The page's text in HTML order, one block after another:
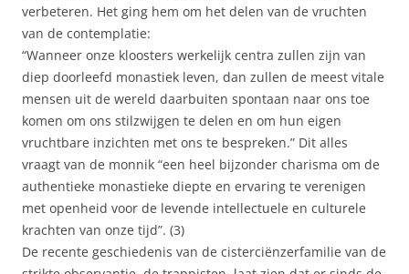
verbeteren. Het ging hem om het delen van de vruchten
van de contemplatie:
“Wanneer onze kloosters werkelijk centra zullen zijn van
diep doorleefd monastiek leven, dan zullen de meest vitale
mensen uit de wereld daarbuiten spontaan naar ons toe
komen om ons stilzwijgen te delen en om hun eigen
vruchtbare inzichten met ons te bespreken.” Dit alles
vraagt van de monnik “een heel bijzonder charisma om de
authentieke monastieke diepte en ervaring te verenigen
met openheid voor de levende intellectuele en culturele
krachten van onze tijd”. (3)
De recente geschiedenis van de cisterciënzerfamilie van de